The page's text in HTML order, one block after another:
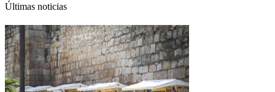
Últimas noticias